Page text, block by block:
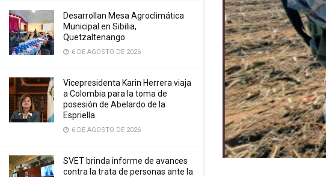
Desarrollan Mesa Agroclimática
Municipal en Sibilia,
Quetzaltenango
6 DE AGOSTO DE 2026
Vicepresidenta Karin Herrera viaja
a Colombia para la toma de
posesión de Abelardo de la
Espriella
6 DE AGOSTO DE 2026
SVET brinda informe de avances
contra la trata de personas ante la